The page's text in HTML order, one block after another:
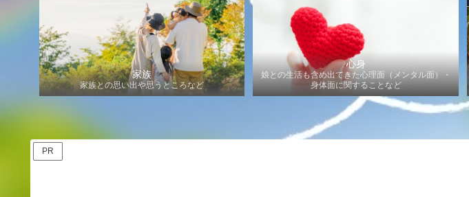
家族
家族との思い出や思うところなど
心身
娘との生活も含め出てきた心理面（メンタル面）・
身体面に関することなど
PR